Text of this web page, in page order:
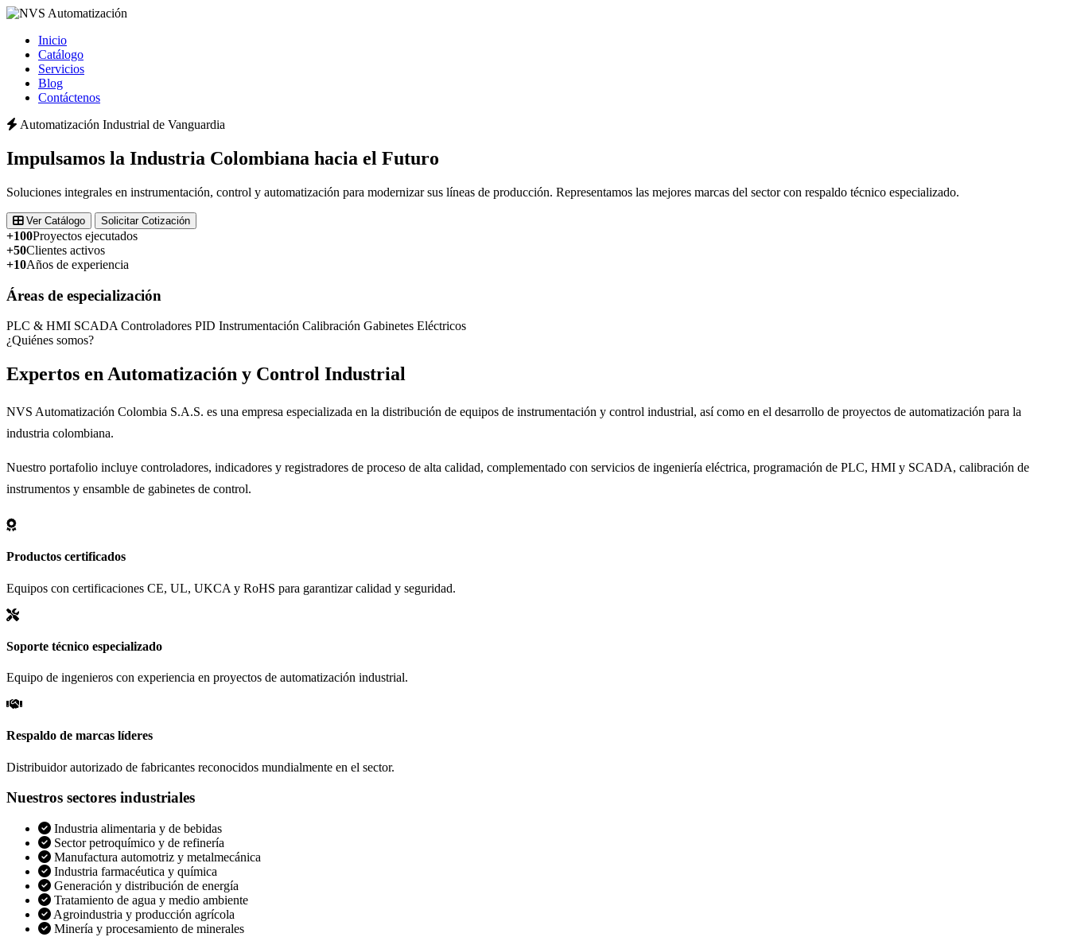
Inicio
Catálogo
Servicios
Blog
Contáctenos
Automatización Industrial de Vanguardia
Impulsamos la Industria Colombiana hacia el Futuro
Soluciones integrales en instrumentación, control y automatización para modernizar sus líneas de producción. Representamos las mejores marcas del sector con respaldo técnico especializado.
Ver Catálogo Solicitar Cotización
+100Proyectos ejecutados
+50Clientes activos
+10Años de experiencia
Áreas de especialización
PLC & HMI SCADA Controladores PID Instrumentación Calibración Gabinetes Eléctricos
¿Quiénes somos?
Expertos en Automatización y Control Industrial
NVS Automatización Colombia S.A.S. es una empresa especializada en la distribución de equipos de instrumentación y control industrial, así como en el desarrollo de proyectos de automatización para la
industria colombiana.
Nuestro portafolio incluye controladores, indicadores y registradores de proceso de alta calidad, complementado con servicios de ingeniería eléctrica, programación de PLC, HMI y SCADA, calibración de
instrumentos y ensamble de gabinetes de control.
Productos certificados
Equipos con certificaciones CE, UL, UKCA y RoHS para garantizar calidad y seguridad.
Soporte técnico especializado
Equipo de ingenieros con experiencia en proyectos de automatización industrial.
Respaldo de marcas líderes
Distribuidor autorizado de fabricantes reconocidos mundialmente en el sector.
Nuestros sectores industriales
Industria alimentaria y de bebidas
Sector petroquímico y de refinería
Manufactura automotriz y metalmecánica
Industria farmacéutica y química
Generación y distribución de energía
Tratamiento de agua y medio ambiente
Agroindustria y producción agrícola
Minería y procesamiento de minerales